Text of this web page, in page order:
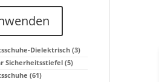
Dielektrisch (3)
Sicherheitsstiefel (5)
(61)